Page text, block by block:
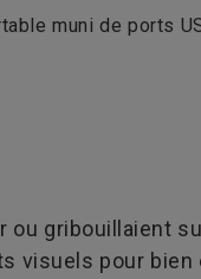
muni de ports
gribouillaient
visuels pour